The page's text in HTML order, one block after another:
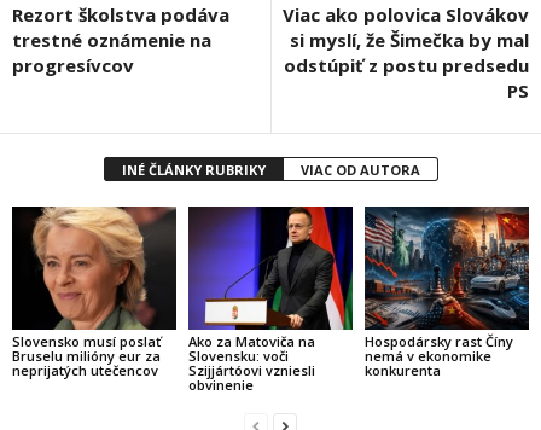
Rezort školstva podáva
trestné oznámenie na
progresívcov
Viac ako polovica Slovákov
si myslí, že Šimečka by mal
odstúpiť z postu predsedu
PS
INÉ ČLÁNKY RUBRIKY VIAC OD AUTORA
Slovensko musí poslať
Bruselu milióny eur za
neprijatých utečencov
Ako za Matoviča na
Slovensku: voči
Szijjártóovi vzniesli
obvinenie
Hospodársky rast Číny
nemá v ekonomike
konkurenta